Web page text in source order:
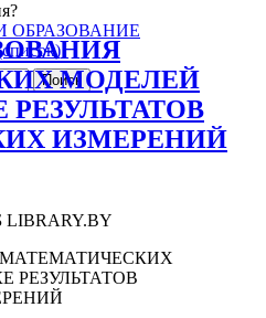
ОБРАЗОВАНИЕ
МОДЕЛЕЙ
РЕЗУЛЬТАТОВ
ИЗМЕРЕНИЙ
LIBRARY.BY
РЕЗУЛЬТАТОВ